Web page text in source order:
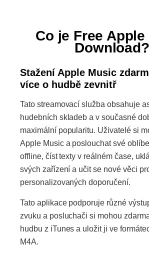
Co je Free
Download?
Stažení Apple Music
více o hudbě zevnitř
Tato streamovací služba obsahuje
hudebních skladeb a v současné
maximální popularitu. Uživatelé si
Apple Music a poslouchat své
offline, číst texty v reálném čase,
svých zařízení a učit se nové věci
personalizovaných doporučení.
Tato aplikace podporuje různé
zvuku a posluchači si mohou
hudbu z iTunes a uložit ji ve
M4A.